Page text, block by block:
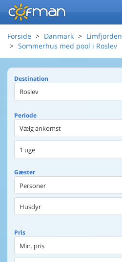
Forside Danmark Limfjorden
Sommerhus med pool i Roslev
Destination
Periode
Vælg ankomst
1 uge
Gæster
Personer
Husdyr
Pris
Min. pris